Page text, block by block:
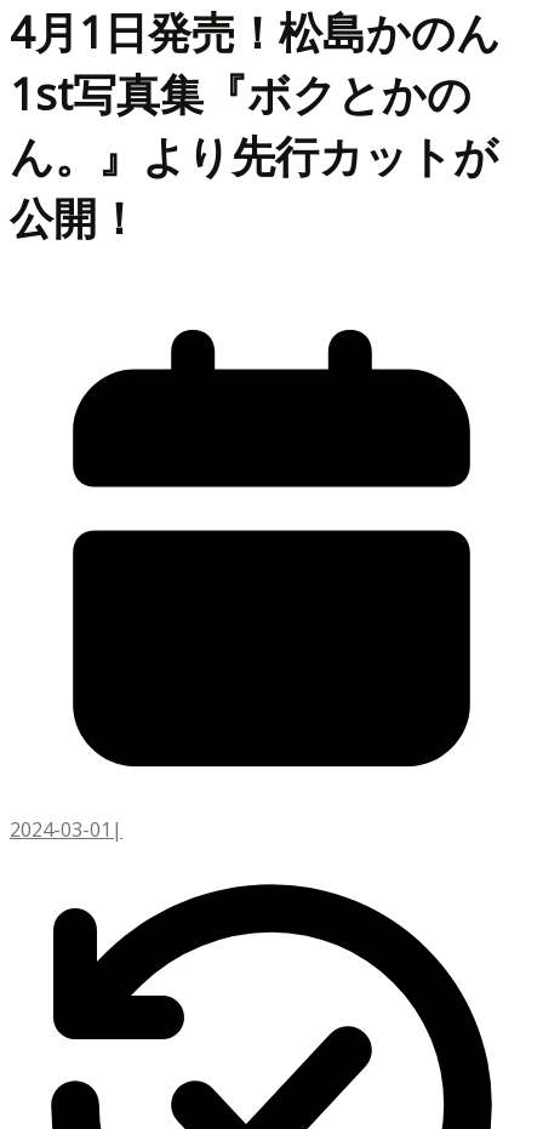
4月1日発売！松島かのん
1st写真集『ボクとかの
ん。』より先行カットが
公開！
2024-03-01 |